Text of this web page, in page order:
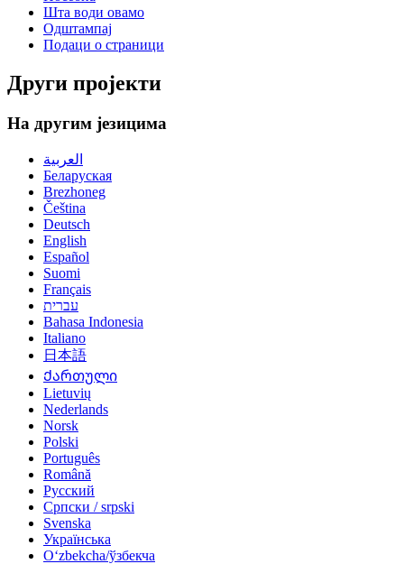
Шта води овамо
Одштампај
Подаци о страници
Други пројекти
На другим језицима
العربية
Беларуская
Brezhoneg
Čeština
Deutsch
English
Español
Suomi
Français
עברית
Bahasa Indonesia
Italiano
日本語
Ქართული
Lietuvių
Nederlands
Norsk
Polski
Português
Română
Русский
Српски / srpski
Svenska
Українська
Oʻzbekcha/ўзбекча